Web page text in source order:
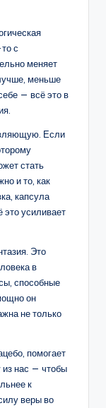
с
меняет
меньше
— всё это в
Если
стать
и то, как
капсула
это усиливает
Это
в
способные
он
не только
помогает
из нас — чтобы
к
веры во